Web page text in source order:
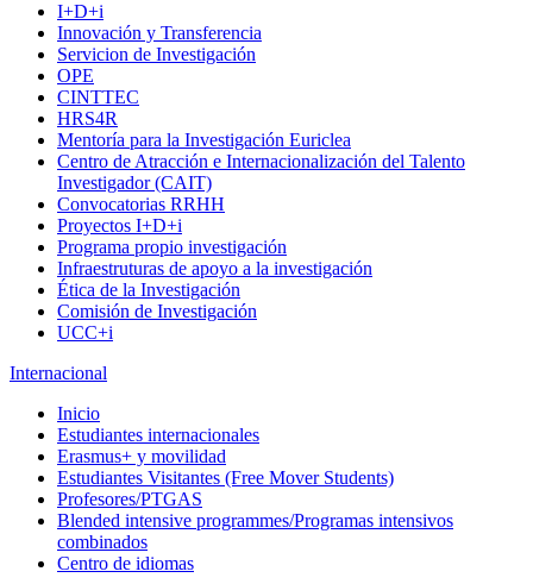
I+D+i
Innovación y Transferencia
Servicion de Investigación
OPE
CINTTEC
HRS4R
Mentoría para la Investigación Euriclea
Centro de Atracción e Internacionalización del Talento
Investigador (CAIT)
Convocatorias RRHH
Proyectos I+D+i
Programa propio investigación
Infraestruturas de apoyo a la investigación
Ética de la Investigación
Comisión de Investigación
UCC+i
Internacional
Inicio
Estudiantes internacionales
Erasmus+ y movilidad
Estudiantes Visitantes (Free Mover Students)
Profesores/PTGAS
Blended intensive programmes/Programas intensivos
combinados
Centro de idiomas